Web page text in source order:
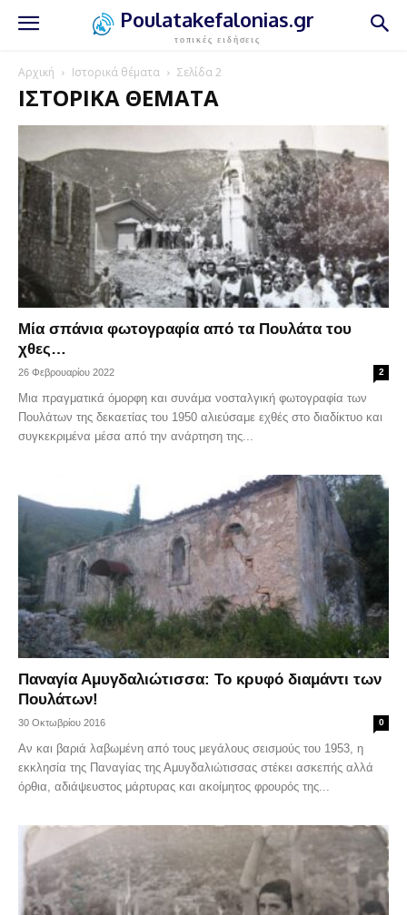
Poulatakefalonias.gr
τοπικές ειδήσεις
Αρχική Ιστορικά θέματα Σελίδα 2
ΙΣΤΟΡΙΚΆ ΘΈΜΑΤΑ
Μία σπάνια φωτογραφία από τα Πουλάτα του
χθες…
26 Φεβρουαρίου 2022 2
Μια πραγματικά όμορφη και συνάμα νοσταλγική φωτογραφία των
Πουλάτων της δεκαετίας του 1950 αλιεύσαμε εχθές στο διαδίκτυο και
συγκεκριμένα μέσα από την ανάρτηση της...
Παναγία Αμυγδαλιώτισσα: Το κρυφό διαμάντι των
Πουλάτων!
30 Οκτωβρίου 2016 0
Αν και βαριά λαβωμένη από τους μεγάλους σεισμούς του 1953, η
εκκλησία της Παναγίας της Αμυγδαλιώτισσας στέκει ασκεπής αλλά
όρθια, αδιάψευστος μάρτυρας και ακοίμητος φρουρός της...